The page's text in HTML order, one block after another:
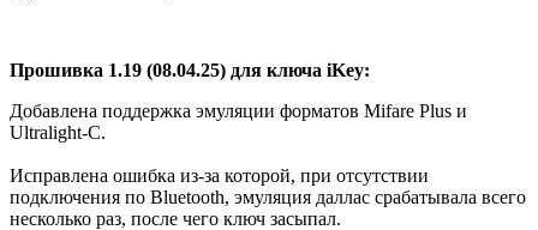
Прошивка 1.19 (08.04.25) для ключа iKey:
Добавлена поддержка эмуляции форматов Mifare Plus и
Ultralight-C.
Исправлена ошибка из-за которой, при отсутствии
подключения по Bluetooth, эмуляция даллас срабатывала всего
несколько раз, после чего ключ засыпал.